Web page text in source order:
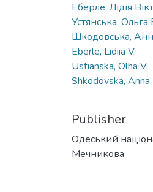
Еберле, Лідія
Устянська,
Шкодовська,
Eberle, Lidiia V.
Ustianska, Olha V.
Shkodovska, Anna
Publisher
Одеський
Мечникова